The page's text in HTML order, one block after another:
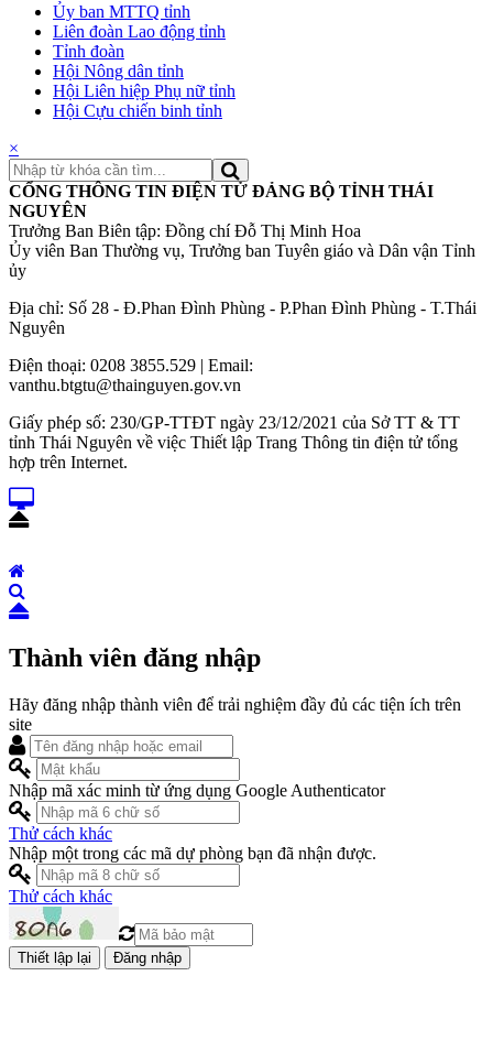
Ủy ban MTTQ tỉnh
Liên đoàn Lao động tỉnh
Tỉnh đoàn
Hội Nông dân tỉnh
Hội Liên hiệp Phụ nữ tỉnh
Hội Cựu chiến binh tỉnh
×
CỔNG THÔNG TIN ĐIỆN TỬ ĐẢNG BỘ TỈNH THÁI
NGUYÊN
Trưởng Ban Biên tập: Đồng chí Đỗ Thị Minh Hoa
Ủy viên Ban Thường vụ, Trưởng ban Tuyên giáo và Dân vận Tỉnh
ủy
Địa chỉ: Số 28 - Đ.Phan Đình Phùng - P.Phan Đình Phùng - T.Thái
Nguyên
Điện thoại: 0208 3855.529 | Email:
vanthu.btgtu@thainguyen.gov.vn
Giấy phép số: 230/GP-TTĐT ngày 23/12/2021 của Sở TT & TT
tỉnh Thái Nguyên về việc Thiết lập Trang Thông tin điện tử tổng
hợp trên Internet.
Thành viên đăng nhập
Hãy đăng nhập thành viên để trải nghiệm đầy đủ các tiện ích trên
site
Nhập mã xác minh từ ứng dụng Google Authenticator
Thử cách khác
Nhập một trong các mã dự phòng bạn đã nhận được.
Thử cách khác
Đăng nhập